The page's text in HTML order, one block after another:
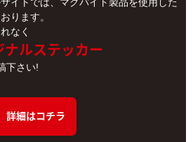
ります。
なく
ルステッカー
下さい!
詳細はコチラ